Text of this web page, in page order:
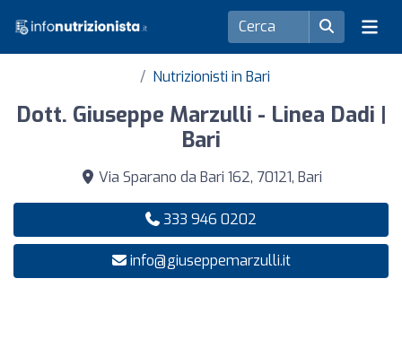
Nutrizionisti in Bari
Dott. Giuseppe Marzulli - Linea Dadi |
Bari
Via Sparano da Bari 162, 70121, Bari
333 946 0202
info@giuseppemarzulli.it